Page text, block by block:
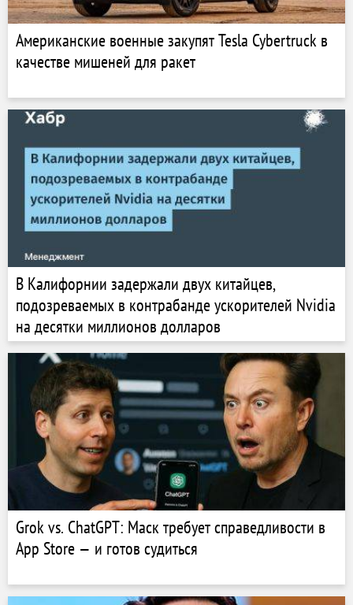
Американские военные закупят Tesla Cybertruck в
качестве мишеней для ракет
В Калифорнии задержали двух китайцев,
подозреваемых в контрабанде ускорителей Nvidia
на десятки миллионов долларов
Grok vs. ChatGPT: Маск требует справедливости в
App Store — и готов судиться